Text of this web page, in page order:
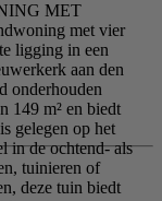
MET
met vier
ligging in een
aan den
onderhouden
149 m² en biedt
gelegen op het
in de ochtend- als
tuinieren of
deze tuin biedt